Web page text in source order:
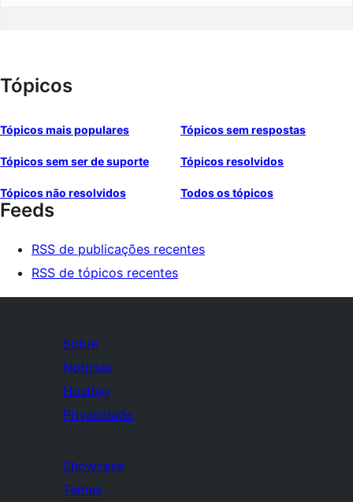
Tópicos
Tópicos mais populares Tópicos sem respostas
Tópicos sem ser de suporte Tópicos resolvidos
Tópicos não resolvidos Todos os tópicos
Feeds
RSS de publicações recentes
RSS de tópicos recentes
Sobre
Notícias
Hosting
Privacidade
Showcase
Temas